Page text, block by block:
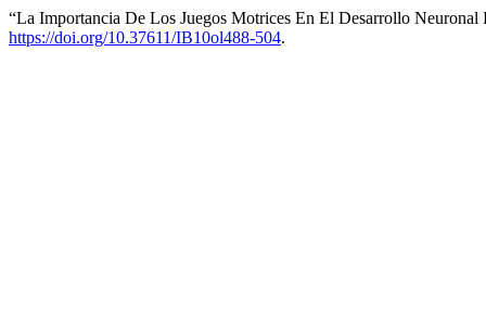
“La Importancia De Los Juegos Motrices En El Desarrollo
https://doi.org/10.37611/IB10ol488-504.